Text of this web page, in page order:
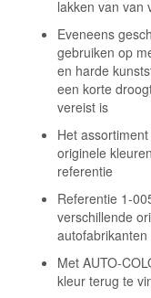
lakken van van
Eveneens
gebruiken op
en harde
een korte
vereist is
Het
originele
referentie
Referentie 1-
verschillende
autofabrikanten
Met AUTO-
kleur terug te